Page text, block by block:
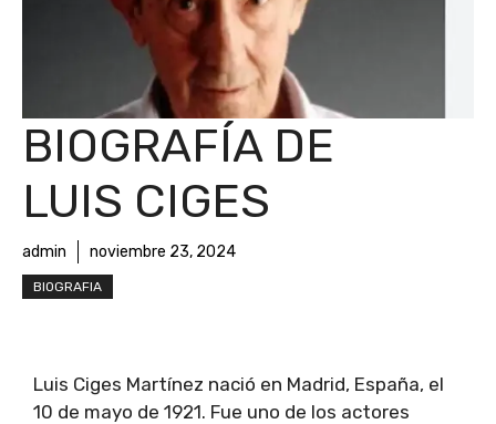
BIOGRAFÍA DE
LUIS CIGES
admin noviembre 23, 2024
BIOGRAFIA
Luis Ciges Martínez nació en Madrid, España, el
10 de mayo de 1921. Fue uno de los actores